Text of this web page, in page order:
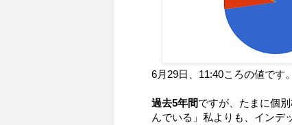
6月29日、11:40ころの値です。
過去5年間ですが、たまに個
んでいる」私よりも、インデ